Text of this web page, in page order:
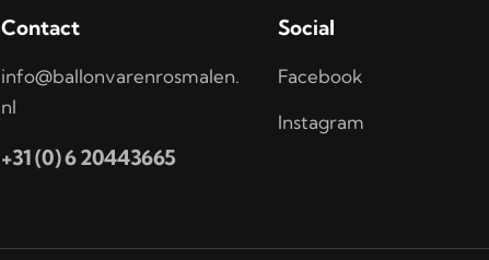
Contact
info@ballonvarenrosmalen.
nl
+31 (0) 6 20443665
Social
Facebook
Instagram